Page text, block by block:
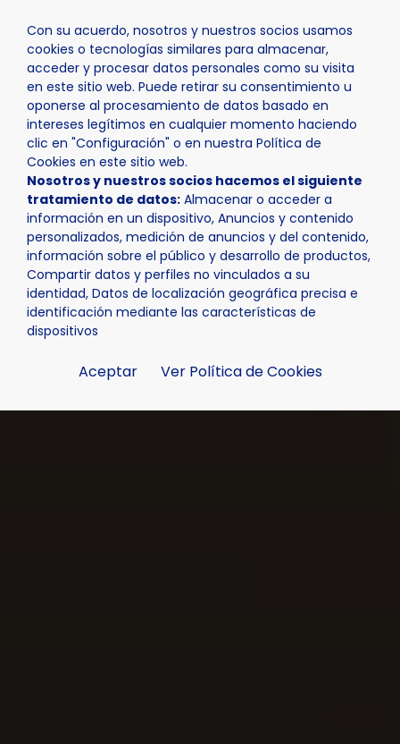
Con su acuerdo, nosotros y nuestros socios usamos
cookies o tecnologías similares para almacenar,
acceder y procesar datos personales como su visita
en este sitio web. Puede retirar su consentimiento u
oponerse al procesamiento de datos basado en
intereses legítimos en cualquier momento haciendo
clic en "Configuración" o en nuestra Política de
Cookies en este sitio web.
Nosotros y nuestros socios hacemos el siguiente
tratamiento de datos: Almacenar o acceder a
información en un dispositivo, Anuncios y contenido
personalizados, medición de anuncios y del contenido,
información sobre el público y desarrollo de productos,
Compartir datos y perfiles no vinculados a su
identidad, Datos de localización geográfica precisa e
identificación mediante las características de
dispositivos
Aceptar Ver Política de Cookies
Inicio Actualidad Noticias Noticia - Román